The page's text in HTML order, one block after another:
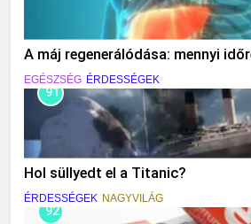
A máj regenerálódása: mennyi
EGÉSZSÉG ÉRDESSÉGEK
91
Hol süllyedt el a Titanic?
ÉRDESSÉGEK NAGYVILÁG
92